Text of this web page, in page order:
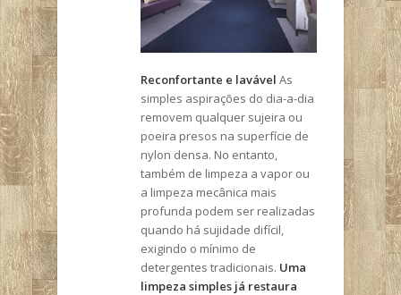
Reconfortante e lavável As
simples aspirações do dia-a-dia
removem qualquer sujeira ou
poeira presos na superfície de
nylon densa. No entanto,
também de limpeza a vapor ou
a limpeza mecânica mais
profunda podem ser realizadas
quando há sujidade difícil,
exigindo o mínimo de
detergentes tradicionais. Uma
limpeza simples já restaura